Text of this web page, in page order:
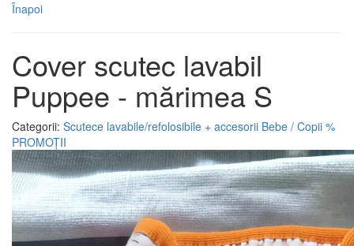
Înapoi
Cover scutec lavabil
Puppee - mărimea S
Categorii: Scutece lavabile/refolosibile + accesorii Bebe / Copii %
PROMOȚII